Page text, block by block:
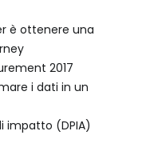
è ottenere una
2017
i dati in un
impatto (DPIA)